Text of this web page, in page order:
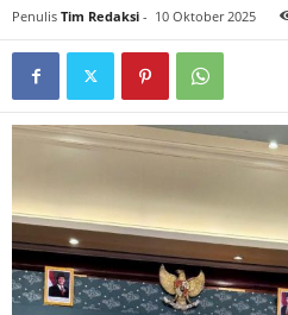
Penulis Tim Redaksi - 10 Oktober 2025